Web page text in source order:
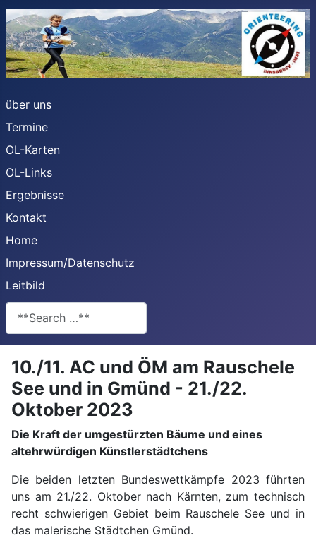
über uns
Termine
OL-Karten
OL-Links
Ergebnisse
Kontakt
Home
Impressum/Datenschutz
Leitbild
**Search**
10./11. AC und ÖM am Rauschele
See und in Gmünd - 21./22.
Oktober 2023
Die Kraft der umgestürzten Bäume und eines
altehrwürdigen Künstlerstädtchens
Die beiden letzten Bundeswettkämpfe 2023 führten
uns am 21./22. Oktober nach Kärnten, zum technisch
recht schwierigen Gebiet beim Rauschele See und in
das malerische Städtchen Gmünd.